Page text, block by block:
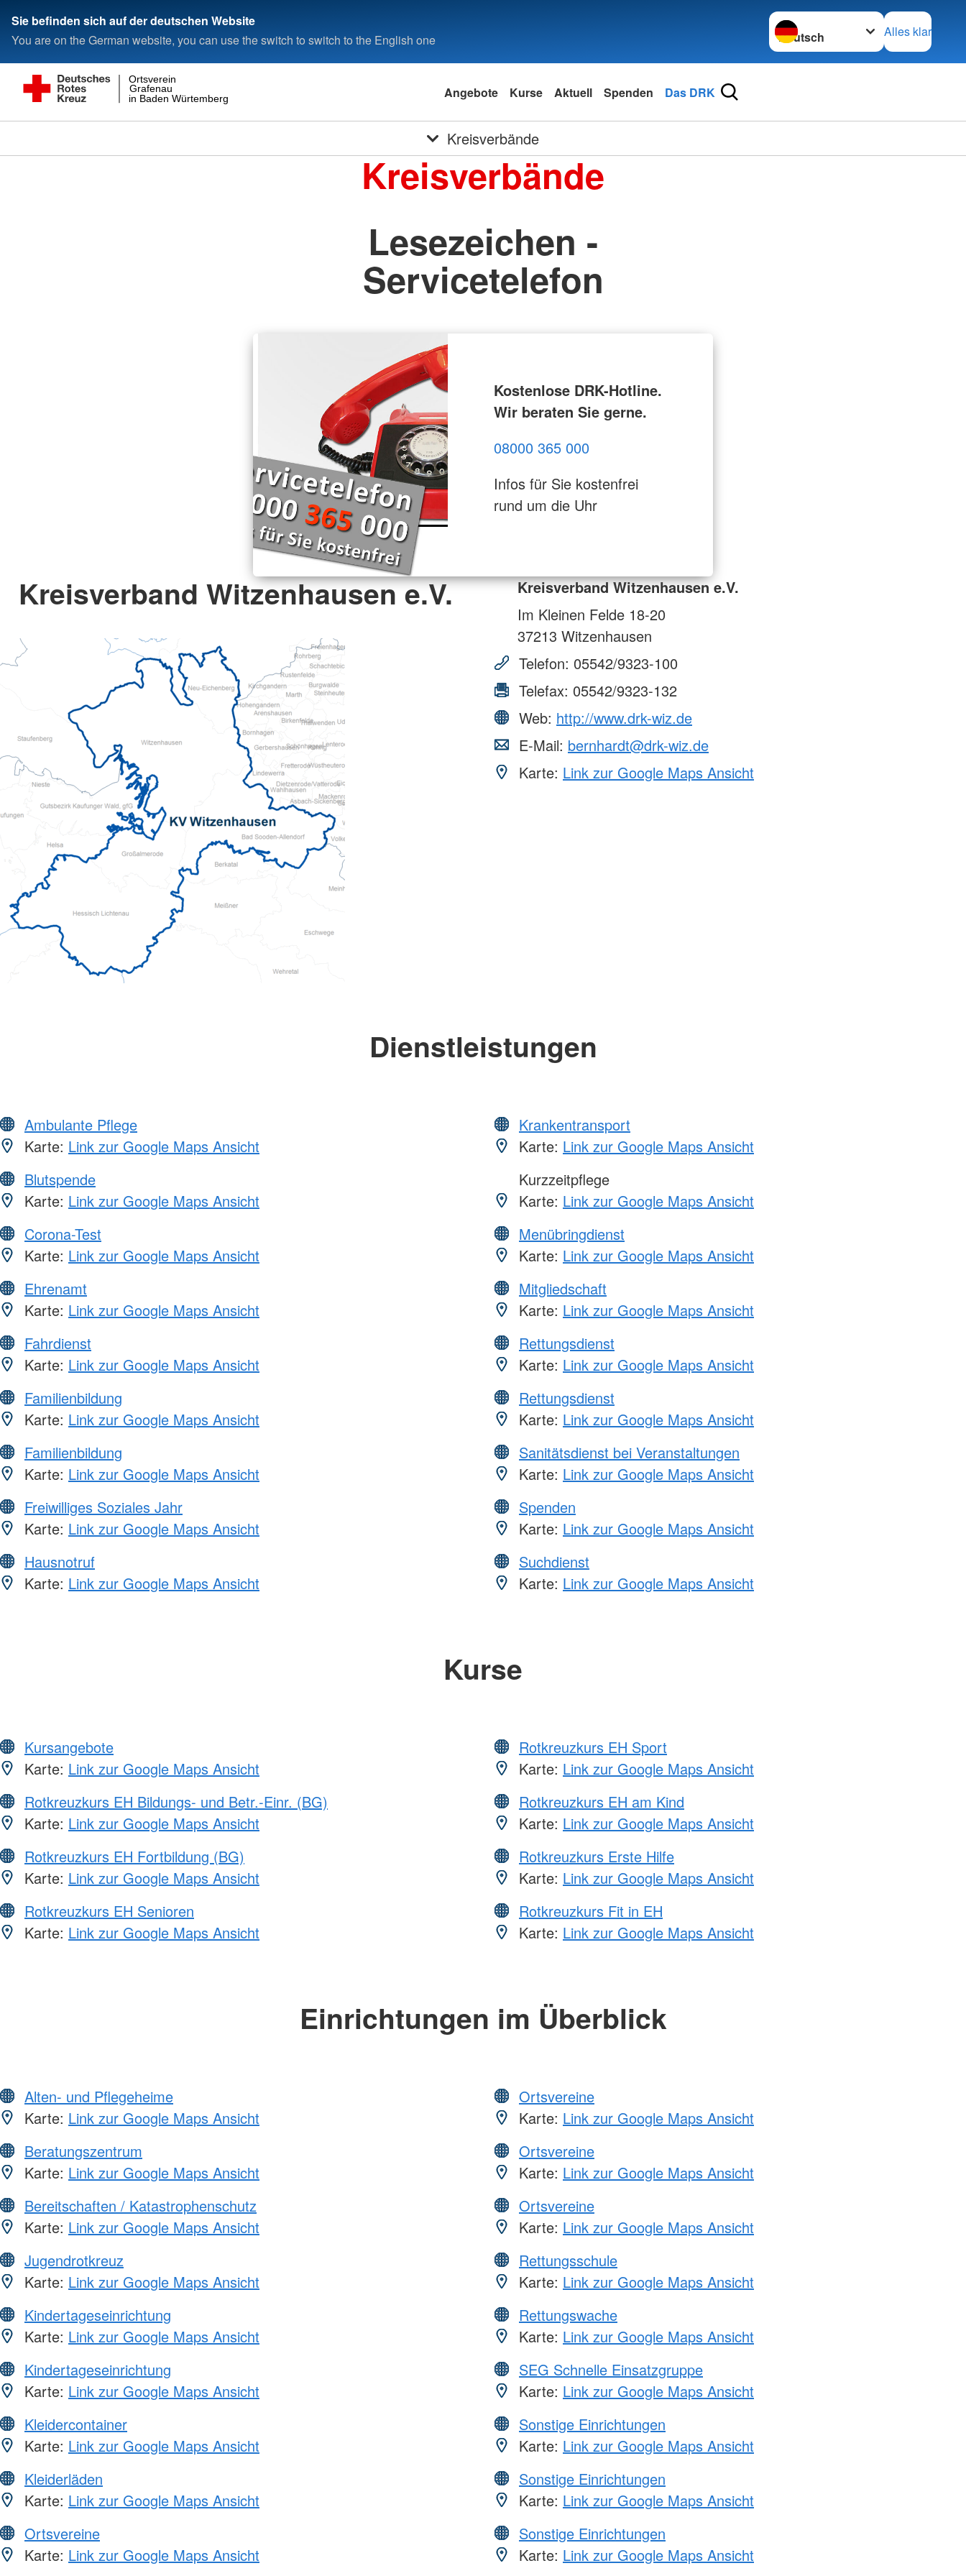
Sie befinden sich auf der deutschen Website
You are on the German website, you can use the switch to switch to the English one
Sprache wechseln zu
Alles klar
in Baden Würtemberg
Grafenau
Ortsverein
Angebote Kurse Aktuell Spenden Das DRK
Kreisverbände
Kreisverbände
Lesezeichen -
Servicetelefon
Kostenlose DRK-Hotline.
Wir beraten Sie gerne.
08000 365 000
Infos für Sie kostenfrei
rund um die Uhr
Kreisverband Witzenhausen e.V.
Kreisverband Witzenhausen e.V.
Im Kleinen Felde 18-20
37213 Witzenhausen
Telefon: 05542/9323-100
Telefax: 05542/9323-132
Web: http://www.drk-wiz.de
E-Mail: bernhardt@drk-wiz.de
Karte: Link zur Google Maps Ansicht
Dienstleistungen
Ambulante Pflege
Karte: Link zur Google Maps Ansicht
Blutspende
Karte: Link zur Google Maps Ansicht
Corona-Test
Karte: Link zur Google Maps Ansicht
Ehrenamt
Karte: Link zur Google Maps Ansicht
Fahrdienst
Karte: Link zur Google Maps Ansicht
Familienbildung
Karte: Link zur Google Maps Ansicht
Familienbildung
Karte: Link zur Google Maps Ansicht
Freiwilliges Soziales Jahr
Karte: Link zur Google Maps Ansicht
Hausnotruf
Karte: Link zur Google Maps Ansicht
Krankentransport
Karte: Link zur Google Maps Ansicht
Kurzzeitpflege
Karte: Link zur Google Maps Ansicht
Menübringdienst
Karte: Link zur Google Maps Ansicht
Mitgliedschaft
Karte: Link zur Google Maps Ansicht
Rettungsdienst
Karte: Link zur Google Maps Ansicht
Rettungsdienst
Karte: Link zur Google Maps Ansicht
Sanitätsdienst bei Veranstaltungen
Karte: Link zur Google Maps Ansicht
Spenden
Karte: Link zur Google Maps Ansicht
Suchdienst
Karte: Link zur Google Maps Ansicht
Kurse
Kursangebote
Karte: Link zur Google Maps Ansicht
Rotkreuzkurs EH Bildungs- und Betr.-Einr. (BG)
Karte: Link zur Google Maps Ansicht
Rotkreuzkurs EH Fortbildung (BG)
Karte: Link zur Google Maps Ansicht
Rotkreuzkurs EH Senioren
Karte: Link zur Google Maps Ansicht
Rotkreuzkurs EH Sport
Karte: Link zur Google Maps Ansicht
Rotkreuzkurs EH am Kind
Karte: Link zur Google Maps Ansicht
Rotkreuzkurs Erste Hilfe
Karte: Link zur Google Maps Ansicht
Rotkreuzkurs Fit in EH
Karte: Link zur Google Maps Ansicht
Einrichtungen im Überblick
Alten- und Pflegeheime
Karte: Link zur Google Maps Ansicht
Beratungszentrum
Karte: Link zur Google Maps Ansicht
Bereitschaften / Katastrophenschutz
Karte: Link zur Google Maps Ansicht
Jugendrotkreuz
Karte: Link zur Google Maps Ansicht
Kindertageseinrichtung
Karte: Link zur Google Maps Ansicht
Kindertageseinrichtung
Karte: Link zur Google Maps Ansicht
Kleidercontainer
Karte: Link zur Google Maps Ansicht
Kleiderläden
Karte: Link zur Google Maps Ansicht
Ortsvereine
Karte: Link zur Google Maps Ansicht
Ortsvereine
Karte: Link zur Google Maps Ansicht
Ortsvereine
Karte: Link zur Google Maps Ansicht
Ortsvereine
Karte: Link zur Google Maps Ansicht
Rettungsschule
Karte: Link zur Google Maps Ansicht
Rettungswache
Karte: Link zur Google Maps Ansicht
SEG Schnelle Einsatzgruppe
Karte: Link zur Google Maps Ansicht
Sonstige Einrichtungen
Karte: Link zur Google Maps Ansicht
Sonstige Einrichtungen
Karte: Link zur Google Maps Ansicht
Sonstige Einrichtungen
Karte: Link zur Google Maps Ansicht